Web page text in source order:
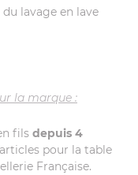
lavage en lave
la marque :
fils depuis 4
pour la table
Française.